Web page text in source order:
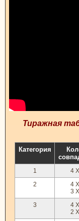
Тиражная
Категория
1 4
2
4
3
3
4
2